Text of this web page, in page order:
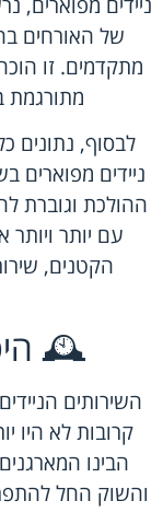
של האורחים
מתקדמים. זו
מתורגמת
לבסוף, נתונים
ניידים
ההולכת וגוברת
עם יותר
הקטנים,
🕰
השירותים
קרובות לא היו
הבינו
והשוק החל